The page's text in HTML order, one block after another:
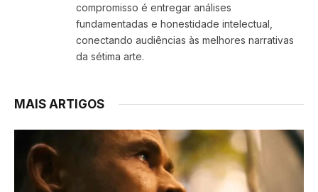
compromisso é entregar análises
fundamentadas e honestidade intelectual,
conectando audiências às melhores narrativas
da sétima arte.
MAIS ARTIGOS